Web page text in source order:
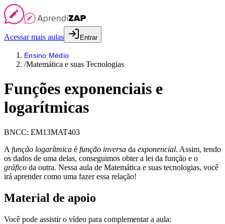
Acessar mais aulas Entrar
Ensino Médio
/Matemática e suas Tecnologias
Funções exponenciais e
logarítmicas
BNCC: EM13MAT403
A função logarítmica é função inversa da exponencial. Assim, tendo
os dados de uma delas, conseguimos obter a lei da função e o
gráfico da outra. Nessa aula de Matemática e suas tecnologias, você
irá aprender como uma fazer essa relação!
Material de apoio
Você pode assistir o vídeo para complementar a aula: